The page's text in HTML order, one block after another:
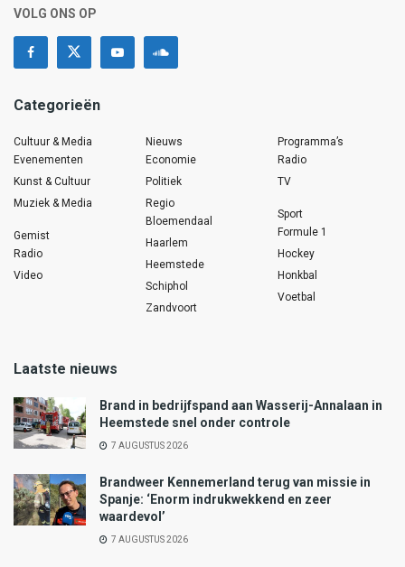
VOLG ONS OP
Categorieën
Cultuur & Media
Evenementen
Kunst & Cultuur
Muziek & Media
Gemist
Radio
Video
Nieuws
Economie
Politiek
Regio
Bloemendaal
Haarlem
Heemstede
Schiphol
Zandvoort
Programma’s
Radio
TV
Sport
Formule 1
Hockey
Honkbal
Voetbal
Laatste nieuws
Brand in bedrijfspand aan Wasserij-Annalaan in
Heemstede snel onder controle
7 AUGUSTUS 2026
Brandweer Kennemerland terug van missie in
Spanje: ‘Enorm indrukwekkend en zeer
waardevol’
7 AUGUSTUS 2026